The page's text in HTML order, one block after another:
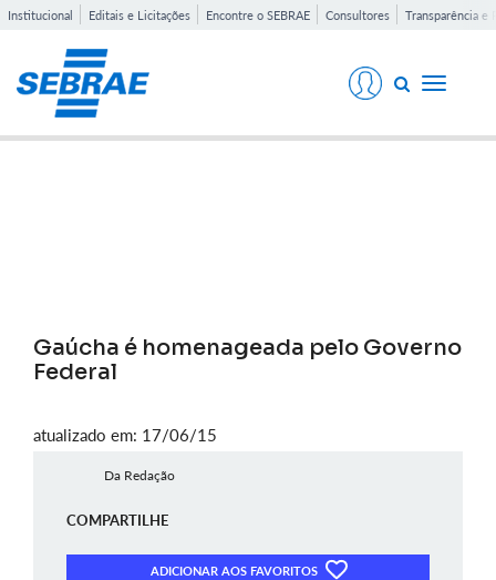
Institucional Editais e Licitações Encontre o SEBRAE Consultores Transparência e
Toggle
Gaúcha é homenageada pelo Governo
Federal
atualizado em: 17/06/15
Da Redação
COMPARTILHE
ADICIONAR AOS FAVORITOS